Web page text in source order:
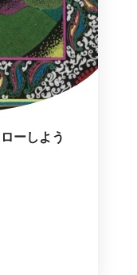
ーしよう